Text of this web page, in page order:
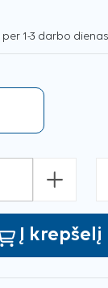
1-3 darbo
+
Į krepšelį